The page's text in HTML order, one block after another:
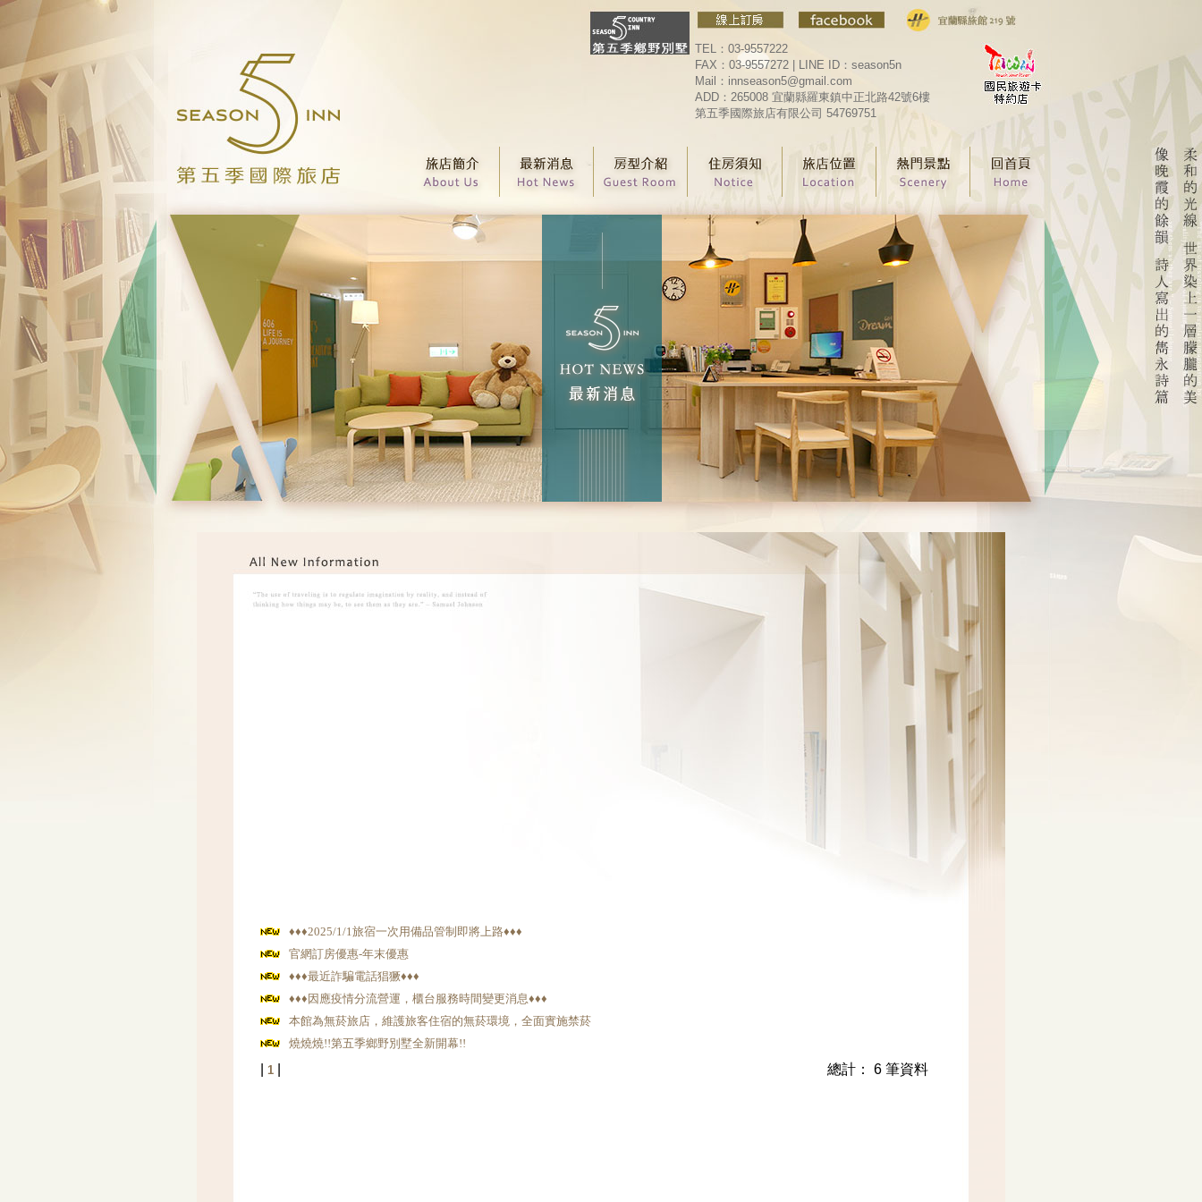
TEL：03-9557222
FAX：03-9557272 | LINE ID：season5n
Mail：innseason5@gmail.com
ADD：265008 宜蘭縣羅東鎮中正北路42號6樓
第五季國際旅店有限公司 54769751
♦️♦️♦️2025/1/1旅宿一次用備品管制即將上路♦️♦️♦️
官網訂房優惠-年末優惠
♦♦♦最近詐騙電話猖獗♦♦♦
♦️♦️♦️因應疫情分流營運，櫃台服務時間變更消息♦️♦️♦️
本館為無菸旅店，維護旅客住宿的無菸環境，全面實施禁菸
燒燒燒!!第五季鄉野別墅全新開幕!!
1| 總計： 6 筆資料